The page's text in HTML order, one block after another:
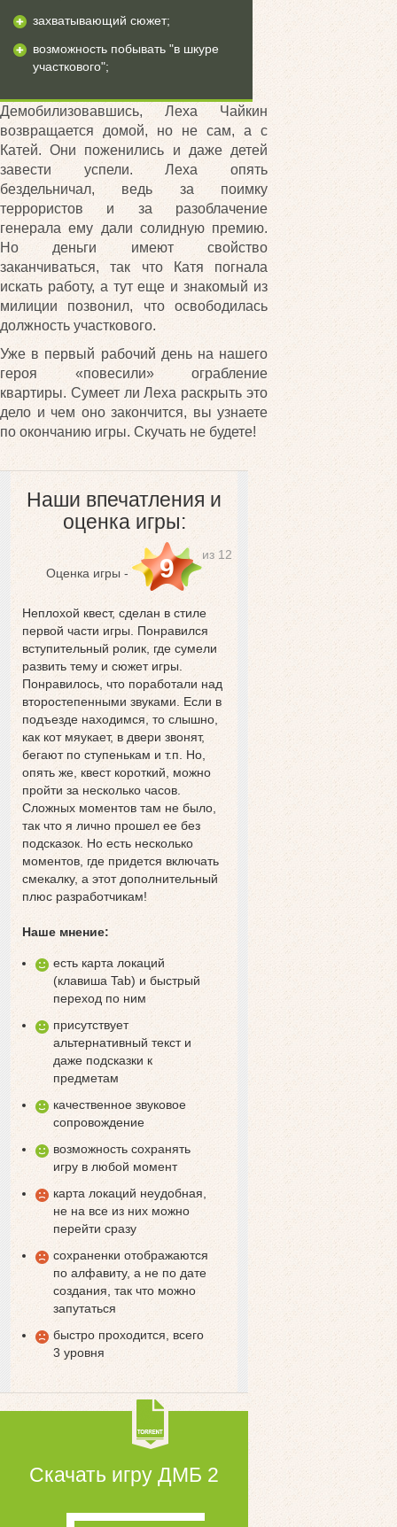
захватывающий сюжет;
возможность побывать "в шкуре
участкового";
Демобилизовавшись, Леха Чайкин
возвращается домой, но не сам, а с
Катей. Они поженились и даже детей
завести успели. Леха опять
бездельничал, ведь за поимку
террористов и за разоблачение
генерала ему дали солидную премию.
Но деньги имеют свойство
заканчиваться, так что Катя погнала
искать работу, а тут еще и знакомый из
милиции позвонил, что освободилась
должность участкового.
Уже в первый рабочий день на нашего
героя «повесили» ограбление
квартиры. Сумеет ли Леха раскрыть это
дело и чем оно закончится, вы узнаете
по окончанию игры. Скучать не будете!
Наши впечатления и
оценка игры:
Оценка игры - 9 из 12
Неплохой квест, сделан в стиле
первой части игры. Понравился
вступительный ролик, где сумели
развить тему и сюжет игры.
Понравилось, что поработали над
второстепенными звуками. Если в
подъезде находимся, то слышно,
как кот мяукает, в двери звонят,
бегают по ступенькам и т.п. Но,
опять же, квест короткий, можно
пройти за несколько часов.
Сложных моментов там не было,
так что я лично прошел ее без
подсказок. Но есть несколько
моментов, где придется включать
смекалку, а этот дополнительный
плюс разработчикам!
Наше мнение:
есть карта локаций
(клавиша Tab) и быстрый
переход по ним
присутствует
альтернативный текст и
даже подсказки к
предметам
качественное звуковое
сопровождение
возможность сохранять
игру в любой момент
карта локаций неудобная,
не на все из них можно
перейти сразу
сохраненки отображаются
по алфавиту, а не по дате
создания, так что можно
запутаться
быстро проходится, всего
3 уровня
Скачать игру ДМБ 2